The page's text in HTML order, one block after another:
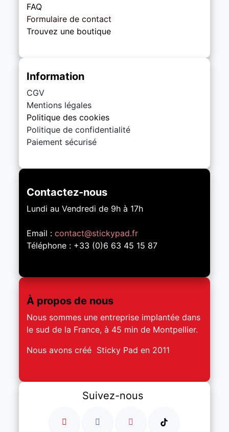
FAQ
Formulaire de contact
Trouvez une boutique
Information
CGV
Mentions légales
Politique des cookies
Politique de confidentialité
Paiement sécurisé
À propos de nous
Nous sommes une entreprise implantée dans
le sud de la France, à 45 min de Montpellier.
Nous avons créé Sticky Pad en 2011
Contactez-nous
Lundi au Vendredi de 9h à 17h
Email :contact@stickypad.fr
Téléphone : +33 (0)6 63 45 15 87
Suivez-nous